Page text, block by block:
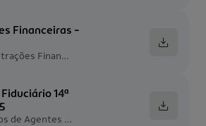
Financeiras -
Demonstrações Financeiras
14ª
Relatórios de Agentes Fiduciários